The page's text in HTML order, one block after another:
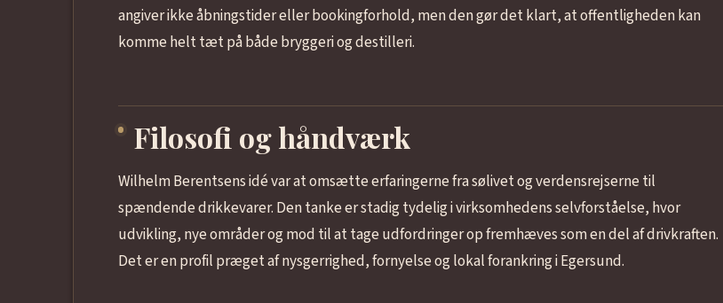
angiver ikke åbningstider eller bookingforhold, men den gør det klart, at offentligheden kan
komme helt tæt på både bryggeri og destilleri.
Filosofi og håndværk
Wilhelm Berentsens idé var at omsætte erfaringerne fra sølivet og verdensrejserne til
spændende drikkevarer. Den tanke er stadig tydelig i virksomhedens selvforståelse, hvor
udvikling, nye områder og mod til at tage udfordringer op fremhæves som en del af drivkraften.
Det er en profil præget af nysgerrighed, fornyelse og lokal forankring i Egersund.